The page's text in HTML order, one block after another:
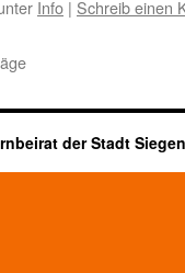
Info | Schreib einen
der Stadt Siegen